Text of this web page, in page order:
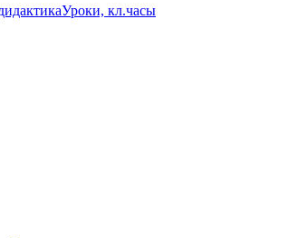
Уроки, кл.часы